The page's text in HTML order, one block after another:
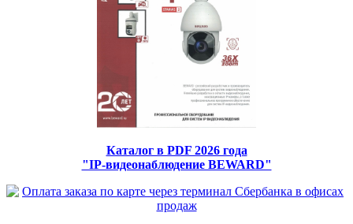
Каталог в PDF 2026 года
"IP-видеонаблюдение BEWARD"